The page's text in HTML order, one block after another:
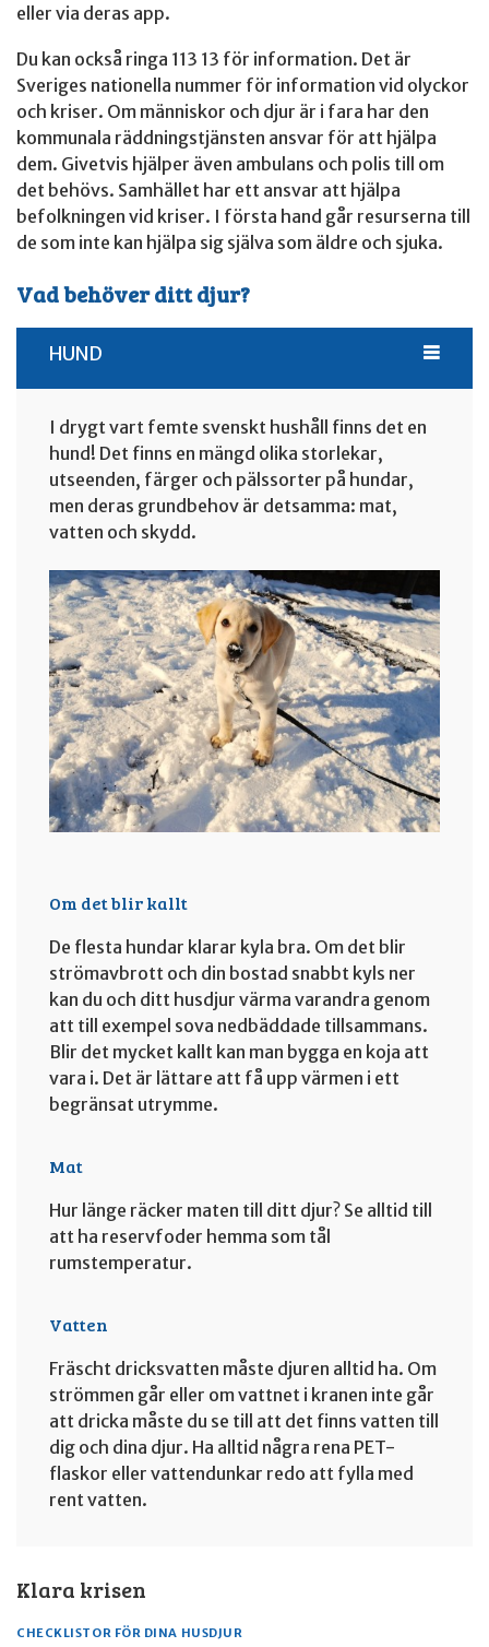
eller via deras app.
Du kan också ringa 113 13 för information. Det är
Sveriges nationella nummer för information vid olyckor
och kriser. Om människor och djur är i fara har den
kommunala räddningstjänsten ansvar för att hjälpa
dem. Givetvis hjälper även ambulans och polis till om
det behövs. Samhället har ett ansvar att hjälpa
befolkningen vid kriser. I första hand går resurserna till
de som inte kan hjälpa sig själva som äldre och sjuka.
Vad behöver ditt djur?
HUND
I drygt vart femte svenskt hushåll finns det en
hund! Det finns en mängd olika storlekar,
utseenden, färger och pälssorter på hundar,
men deras grundbehov är detsamma: mat,
vatten och skydd.
Om det blir kallt
De flesta hundar klarar kyla bra. Om det blir
strömavbrott och din bostad snabbt kyls ner
kan du och ditt husdjur värma varandra genom
att till exempel sova nedbäddade tillsammans.
Blir det mycket kallt kan man bygga en koja att
vara i. Det är lättare att få upp värmen i ett
begränsat utrymme.
Mat
Hur länge räcker maten till ditt djur? Se alltid till
att ha reservfoder hemma som tål
rumstemperatur.
Vatten
Fräscht dricksvatten måste djuren alltid ha. Om
strömmen går eller om vattnet i kranen inte går
att dricka måste du se till att det finns vatten till
dig och dina djur. Ha alltid några rena PET-
flaskor eller vattendunkar redo att fylla med
rent vatten.
Klara krisen
CHECKLISTOR FÖR DINA HUSDJUR